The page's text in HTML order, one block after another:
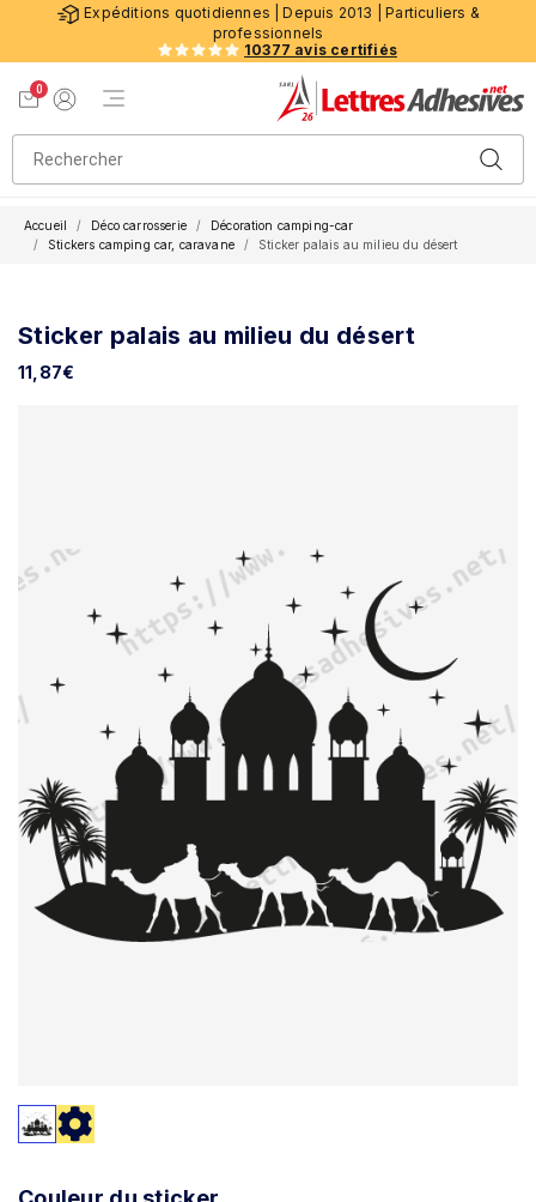
Expéditions quotidiennes | Depuis 2013 | Particuliers &
professionnels
10377 avis certifiés
0
Menu de navigation
Accueil Déco carrosserie
Décoration camping-car
Stickers camping car, caravane
Sticker palais au milieu du désert
Sticker palais au milieu du désert
11,87€